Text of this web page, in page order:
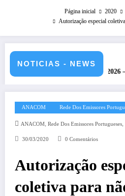
Página inicial 2020
Autorização especial
NOTICIAS - NEWS
– 11 e 12 de julho de 2026 – CS5HQ
ANACOM Rede Dos Emissores
ANACOM, Rede Dos Emissores Portugueses,
30/03/2020 0 Comentários
Autorização
coletiva para